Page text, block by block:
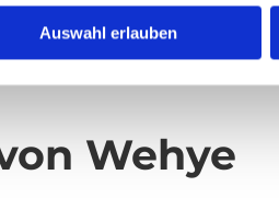
Auswahl erlauben
Wehye